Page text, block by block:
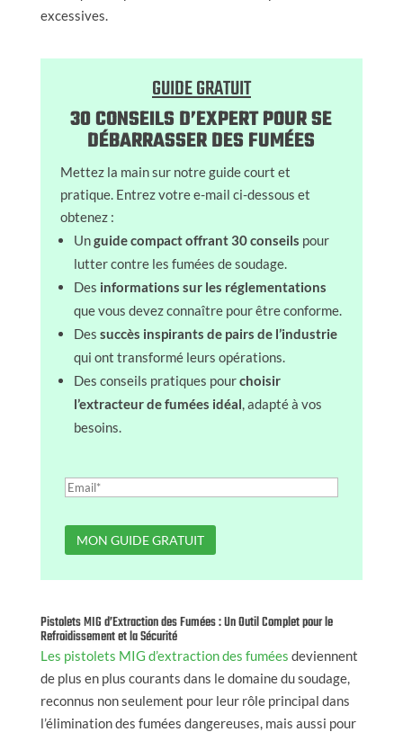
excessives.
GUIDE GRATUIT
30 CONSEILS D’EXPERT POUR SE
DÉBARRASSER DES FUMÉES
Mettez la main sur notre guide court et
pratique. Entrez votre e-mail ci-dessous et
obtenez :
Unguide compact offrant 30 conseils pour
lutter contre les fumées de soudage.
Des informations sur les réglementations
que vous devez connaître pour être conforme.
Dessuccès inspirants de pairs de l’industrie
qui ont transformé leurs opérations.
Des conseils pratiques pourchoisir
l’extracteur de fumées idéal, adapté à vos
besoins.
Pistolets MIG d’Extraction des Fumées : Un Outil Complet pour le
Refroidissement et la Sécurité
Les pistolets MIG d’extraction des fumées deviennent
de plus en plus courants dans le domaine du soudage,
reconnus non seulement pour leur rôle principal dans
l’élimination des fumées dangereuses, mais aussi pour